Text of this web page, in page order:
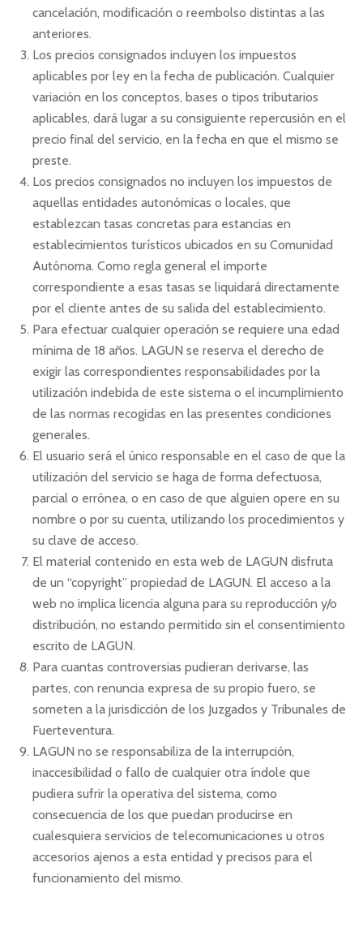
cancelación, modificación o reembolso distintas a las
anteriores.
Los precios consignados incluyen los impuestos
aplicables por ley en la fecha de publicación. Cualquier
variación en los conceptos, bases o tipos tributarios
aplicables, dará lugar a su consiguiente repercusión en el
precio final del servicio, en la fecha en que el mismo se
preste.
Los precios consignados no incluyen los impuestos de
aquellas entidades autonómicas o locales, que
establezcan tasas concretas para estancias en
establecimientos turísticos ubicados en su Comunidad
Autónoma. Como regla general el importe
correspondiente a esas tasas se liquidará directamente
por el cliente antes de su salida del establecimiento.
Para efectuar cualquier operación se requiere una edad
mínima de 18 años. LAGUN se reserva el derecho de
exigir las correspondientes responsabilidades por la
utilización indebida de este sistema o el incumplimiento
de las normas recogidas en las presentes condiciones
generales.
El usuario será el único responsable en el caso de que la
utilización del servicio se haga de forma defectuosa,
parcial o errónea, o en caso de que alguien opere en su
nombre o por su cuenta, utilizando los procedimientos y
su clave de acceso.
El material contenido en esta web de LAGUN disfruta
de un “copyright” propiedad de LAGUN. El acceso a la
web no implica licencia alguna para su reproducción y/o
distribución, no estando permitido sin el consentimiento
escrito de LAGUN.
Para cuantas controversias pudieran derivarse, las
partes, con renuncia expresa de su propio fuero, se
someten a la jurisdicción de los Juzgados y Tribunales de
Fuerteventura.
LAGUN no se responsabiliza de la interrupción,
inaccesibilidad o fallo de cualquier otra índole que
pudiera sufrir la operativa del sistema, como
consecuencia de los que puedan producirse en
cualesquiera servicios de telecomunicaciones u otros
accesorios ajenos a esta entidad y precisos para el
funcionamiento del mismo.